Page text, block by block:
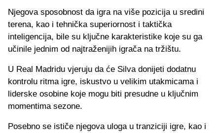
Njegova sposobnost da igra na više pozicija u sredini
terena, kao i tehnička superiornost i taktička
inteligencija, bile su ključne karakteristike koje su ga
učinile jednim od najtraženijih igrača na tržištu.
U Real Madridu vjeruju da će Silva donijeti dodatnu
kontrolu ritma igre, iskustvo u velikim utakmicama i
liderske osobine koje mogu biti presudne u ključnim
momentima sezone.
Posebno se ističe njegova uloga u tranziciji igre, kao i